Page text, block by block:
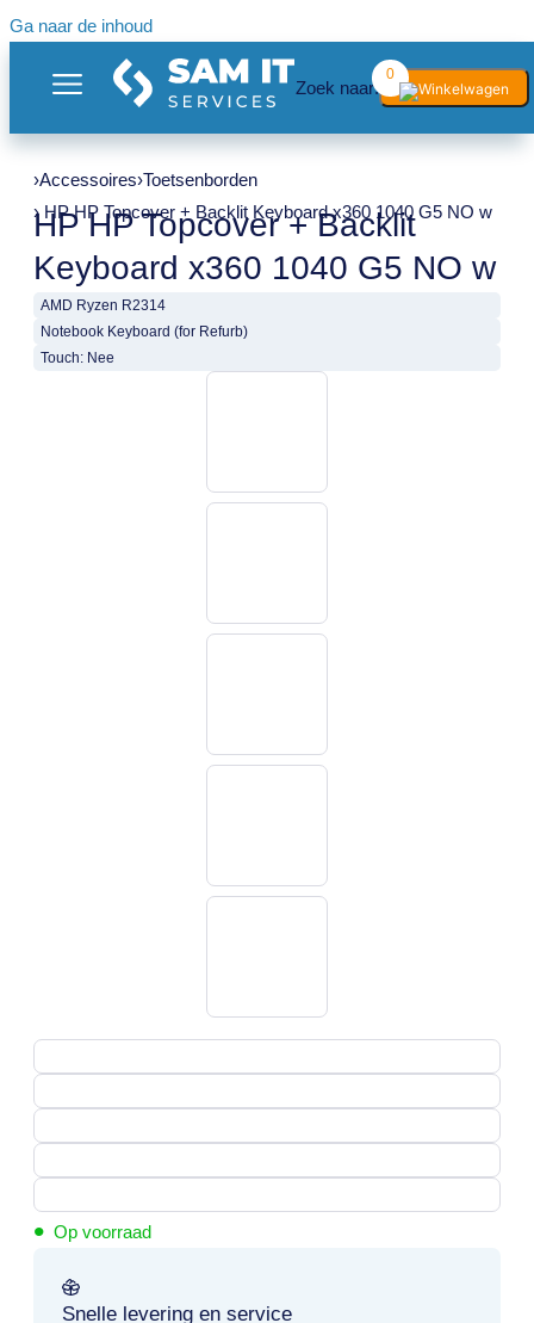
Ga naar de inhoud
Zoek naar:
0
›Accessoires›Toetsenborden
› HP HP Topcover + Backlit Keyboard x360 1040 G5 NO w
HP HP Topcover + Backlit
Keyboard x360 1040 G5 NO w
AMD Ryzen R2314
Notebook Keyboard (for Refurb)
Touch: Nee
• Op voorraad
Snelle levering en service